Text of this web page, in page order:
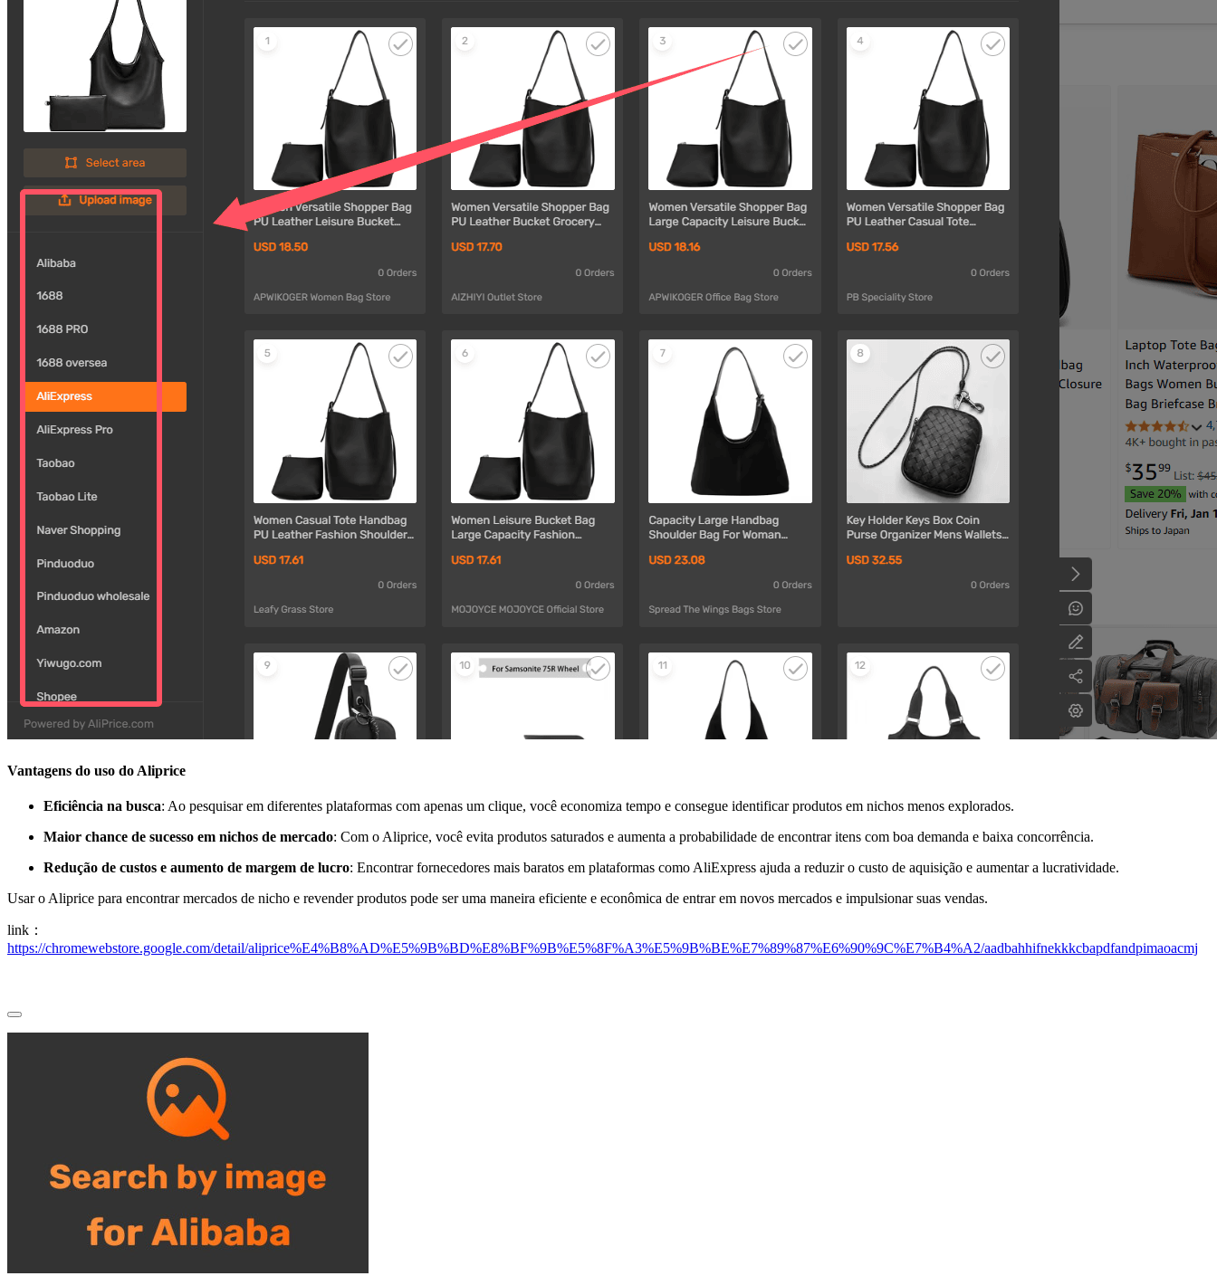
Vantagens do uso do Aliprice
Eficiência na busca: Ao pesquisar em diferentes plataformas com apenas um clique, você economiza tempo e consegue identificar produtos em nichos menos explorados.
Maior chance de sucesso em nichos de mercado: Com o Aliprice, você evita produtos saturados e aumenta a probabilidade de encontrar itens com boa demanda e baixa concorrência.
Redução de custos e aumento de margem de lucro: Encontrar fornecedores mais baratos em plataformas como AliExpress ajuda a reduzir o custo de aquisição e aumentar a lucratividade.
Usar o Aliprice para encontrar mercados de nicho e revender produtos pode ser uma maneira eficiente e econômica de entrar em novos mercados e impulsionar suas vendas.
link：
https://chromewebstore.google.com/detail/aliprice%E4%B8%AD%E5%9B%BD%E8%BF%9B%E5%8F%A3%E5%9B%BE%E7%89%87%E6%90%9C%E7%B4%A2/aadbahhifnekkkcbapdfandpimaoacmj